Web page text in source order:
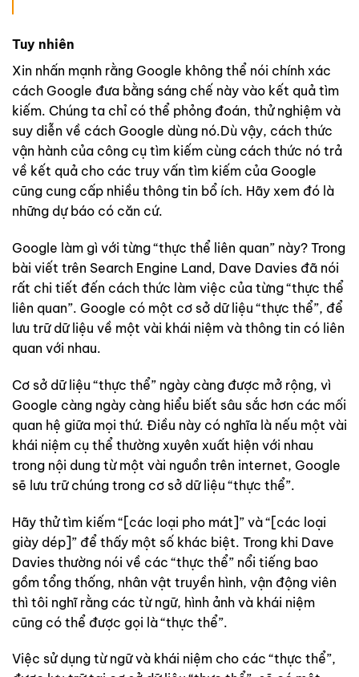
Tuy nhiên
Xin nhấn mạnh rằng Google không thể nói chính xác
cách Google đưa bằng sáng chế này vào kết quả tìm
kiếm. Chúng ta chỉ có thể phỏng đoán, thử nghiệm và
suy diễn về cách Google dùng nó.Dù vậy, cách thức
vận hành của công cụ tìm kiếm cùng cách thức nó trả
về kết quả cho các truy vấn tìm kiếm của Google
cũng cung cấp nhiều thông tin bổ ích. Hãy xem đó là
những dự báo có căn cứ.
Google làm gì với từng “thực thể liên quan” này? Trong
bài viết trên Search Engine Land, Dave Davies đã nói
rất chi tiết đến cách thức làm việc của từng “thực thể
liên quan”. Google có một cơ sở dữ liệu “thực thể”, để
lưu trữ dữ liệu về một vài khái niệm và thông tin có liên
quan với nhau.
Cơ sở dữ liệu “thực thể” ngày càng được mở rộng, vì
Google càng ngày càng hiểu biết sâu sắc hơn các mối
quan hệ giữa mọi thứ. Điều này có nghĩa là nếu một vài
khái niệm cụ thể thường xuyên xuất hiện với nhau
trong nội dung từ một vài nguồn trên internet, Google
sẽ lưu trữ chúng trong cơ sở dữ liệu “thực thể”.
Hãy thử tìm kiếm “[các loại pho mát]” và “[các loại
giày dép]” để thấy một số khác biệt. Trong khi Dave
Davies thường nói về các “thực thể” nổi tiếng bao
gồm tổng thống, nhân vật truyền hình, vận động viên
thì tôi nghĩ rằng các từ ngữ, hình ảnh và khái niệm
cũng có thể được gọi là “thực thể”.
Việc sử dụng từ ngữ và khái niệm cho các “thực thể”,